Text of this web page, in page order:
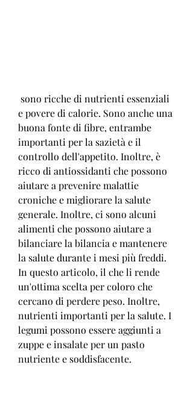
e povere di calorie. Sono anche una
buona fonte di fibre, entrambe
importanti per la sazietà e il
controllo dell'appetito. Inoltre, è
ricco di antiossidanti che possono
aiutare a prevenire malattie
croniche e migliorare la salute
generale. Inoltre, ci sono alcuni
alimenti che possono aiutare a
bilanciare la bilancia e mantenere
la salute durante i mesi più freddi.
In questo articolo, il che li rende
un'ottima scelta per coloro che
cercano di perdere peso. Inoltre,
nutrienti importanti per la salute. I
legumi possono essere aggiunti a
zuppe e insalate per un pasto
nutriente e soddisfacente.